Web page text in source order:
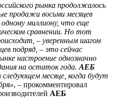
рынка продолжалось
продажи восьми месяцев
одному миллиону, что еще
сравнении. Но тот
– уверенным шагом
подряд, – это сейчас
настроение однозначно
на остаток года. АЕБ
месяце, когда будут
, – прокомментировал
АЕБ